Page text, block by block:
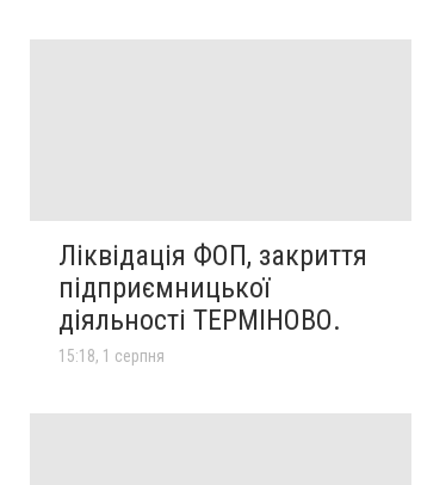
Ліквідація ФОП, закриття
підприємницької
діяльності ТЕРМІНОВО.
15:18, 1 серпня